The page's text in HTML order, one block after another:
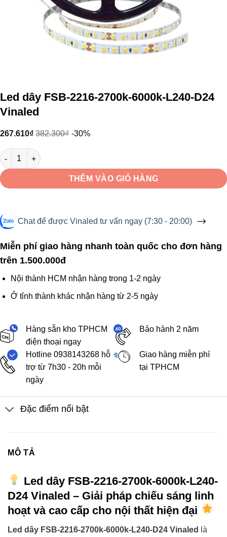
Led dây FSB-2216-2700k-6000k-L240-D24
Vinaled
267.610₫ 382.300₫ -30%
Led dây FSB-2216-2700k-6000k-L240-D24 Vinaled số lượng
THÊM VÀO GIỎ HÀNG
Chat để được Vinaled tư vấn ngay (7:30 - 20:00)
Miễn phí giao hàng nhanh toàn quốc cho đơn hàng
trên 1.500.000đ
Nội thành HCM nhận hàng trong 1-2 ngày
Ở tỉnh thành khác nhận hàng từ 2-5 ngày
Hàng sẵn kho TPHCM
điện thoại ngay
Bảo hành 2 năm
Hotline 0938143268 hỗ
trợ từ 7h30 - 20h mỗi
ngày
Giao hàng miễn phí
tại TPHCM
Đặc điểm nổi bật
MÔ TẢ
Led dây FSB-2216-2700k-6000k-L240-
D24 Vinaled – Giải pháp chiếu sáng linh
hoạt và cao cấp cho nội thất hiện đại
Led dây FSB-2216-2700k-6000k-L240-D24 Vinaled
là